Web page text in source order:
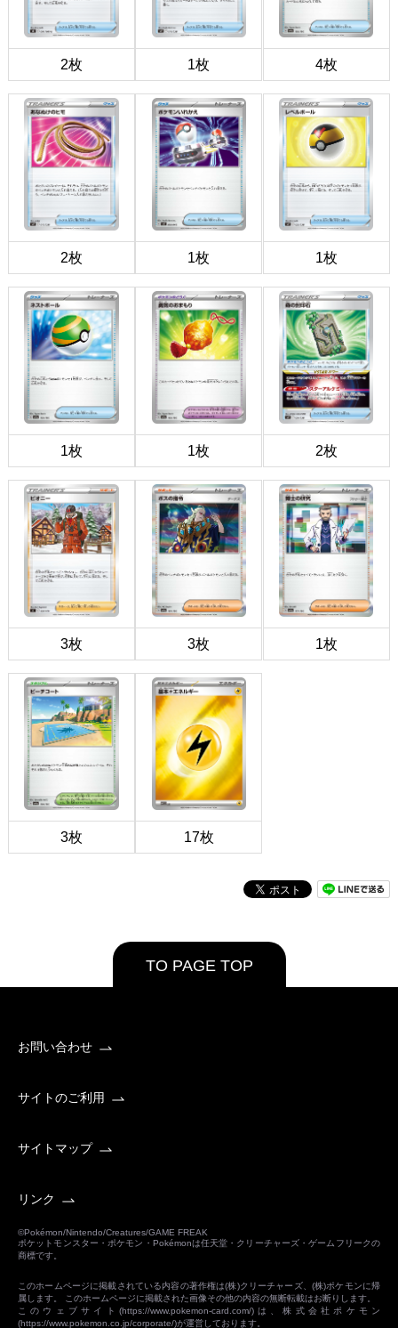
2枚 1枚 4枚
2枚 1枚 1枚
1枚 1枚 2枚
3枚 3枚 1枚
3枚 17枚
TO PAGE TOP
お問い合わせ
サイトのご利用
サイトマップ
リンク
©Pokémon/Nintendo/Creatures/GAME FREAK
ポケットモンスター・ポケモン・Pokémonは任天堂・クリーチャーズ・ゲームフリークの
商標です。
このホームページに掲載されている内容の著作権は(株)クリーチャーズ、(株)ポケモンに帰
属します。 このホームページに掲載された画像その他の内容の無断転載はお断りします。
このウェブサイト(https://www.pokemon-card.com/)は、株式会社ポケモン
(https://www.pokemon.co.jp/corporate/)が運営しております。